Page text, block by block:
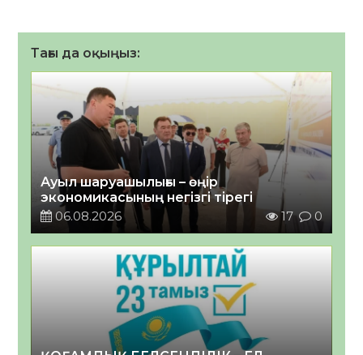
Тағы да оқыңыз:
Ауыл шаруашылығы – өңір
экономикасының негізгі тірегі
06.08.2026
17 0